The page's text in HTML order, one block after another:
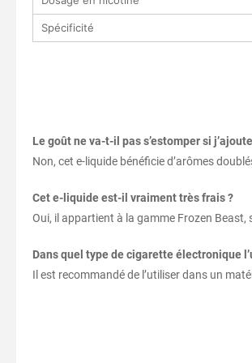
Spécificité
Le goût ne va-t-il pas s’estomper si
Non, cet e-liquide bénéficie d’arômes
Cet e-liquide est-il vraiment très frais ?
Oui, il appartient à la gamme Frozen
Dans quel type de cigarette électronique
Il est recommandé de l’utiliser dans un